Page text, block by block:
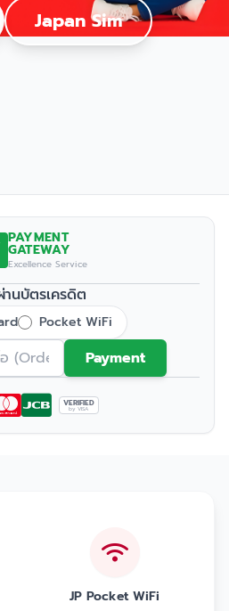
Japan Sim
PAYMENT
GATEWAY
Excellence Service
านบัตรเครดิต
Pocket WiFi
Payment
VERIFIED
by VISA
JP Pocket WiFi